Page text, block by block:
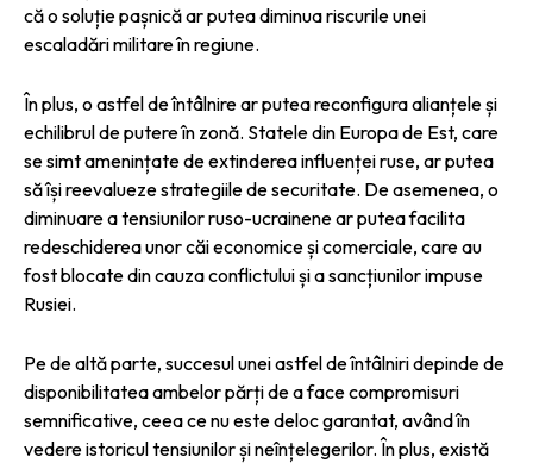
că o soluție pașnică ar putea diminua riscurile unei
escaladări militare în regiune.
În plus, o astfel de întâlnire ar putea reconfigura alianțele și
echilibrul de putere în zonă. Statele din Europa de Est, care
se simt amenințate de extinderea influenței ruse, ar putea
să își reevalueze strategiile de securitate. De asemenea, o
diminuare a tensiunilor ruso-ucrainene ar putea facilita
redeschiderea unor căi economice și comerciale, care au
fost blocate din cauza conflictului și a sancțiunilor impuse
Rusiei.
Pe de altă parte, succesul unei astfel de întâlniri depinde de
disponibilitatea ambelor părți de a face compromisuri
semnificative, ceea ce nu este deloc garantat, având în
vedere istoricul tensiunilor și neînțelegerilor. În plus, există